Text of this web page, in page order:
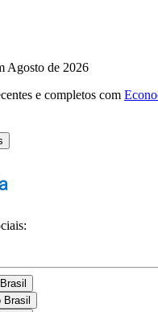
Agosto de 2026
e completos com